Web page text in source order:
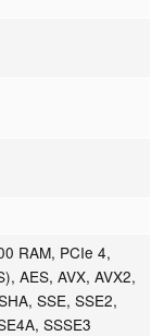
RAM, PCIe 4,
AES, AVX, AVX2,
SSE, SSE2,
SSSE3